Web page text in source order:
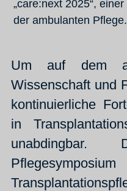
„care:next 2025“,
der ambulanten Pflege.
Um auf dem
Wissenschaft und
kontinuierliche
in